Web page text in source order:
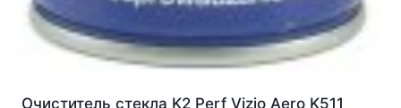
Очиститель стекла K2 Perf Vizio Aero K511